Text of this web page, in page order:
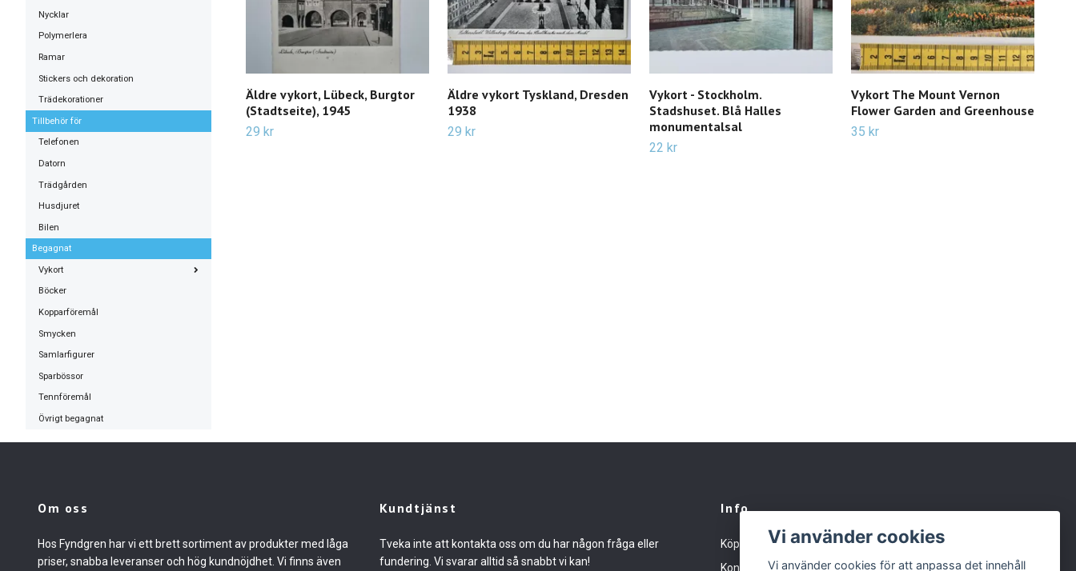
Nycklar
Polymerlera
Ramar
Stickers och dekoration
Trädekorationer
Tillbehör för
Telefonen
Datorn
Trädgården
Husdjuret
Bilen
Begagnat
Vykort
Böcker
Kopparföremål
Smycken
Samlarfigurer
Sparbössor
Tennföremål
Övrigt begagnat
Äldre vykort, Lübeck, Burgtor
(Stadtseite), 1945
29 kr
Äldre vykort Tyskland, Dresden
1938
29 kr
Vykort - Stockholm.
Stadshuset. Blå Halles
monumentalsal
22 kr
Vykort The Mount Vernon
Flower Garden and Greenhouse
35 kr
Om oss
Hos Fyndgren har vi ett brett sortiment av produkter med låga
priser, snabba leveranser och hög kundnöjdhet. Vi finns även
Kundtjänst
Tveka inte att kontakta oss om du har någon fråga eller
fundering. Vi svarar alltid så snabbt vi kan!
Info
Köpvillkor
Kontakt
Vi använder cookies
Vi använder cookies för att anpassa det innehåll